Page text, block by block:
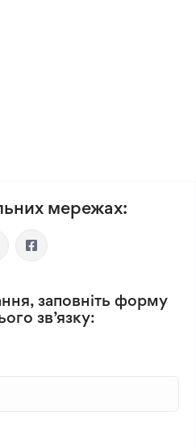
мережах:
заповніть форму
зв’язку: